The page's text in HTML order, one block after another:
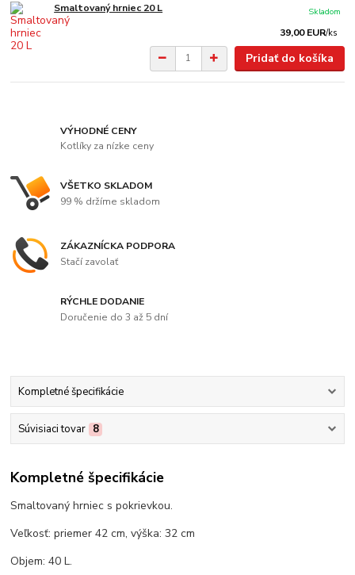
Smaltovaný hrniec 20 L
39,00 EUR/ks
Skladom
Pridať do košíka
VÝHODNÉ CENY
Kotlíky za nízke ceny
VŠETKO SKLADOM
99 % držíme skladom
ZÁKAZNÍCKA PODPORA
Stačí zavolať
RÝCHLE DODANIE
Doručenie do 3 až 5 dní
Kompletné špecifikácie
Súvisiaci tovar 8
Kompletné špecifikácie
Smaltovaný hrniec s pokrievkou.
Veľkosť: priemer 42 cm, výška: 32 cm
Objem: 40 L.